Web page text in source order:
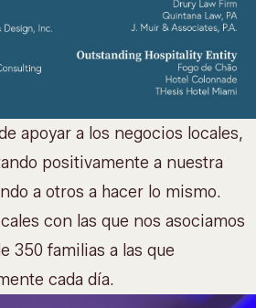
apoyar a los negocios locales,
positivamente a nuestra
a otros a hacer lo mismo.
con las que nos asociamos
350 familias a las que
cada día.